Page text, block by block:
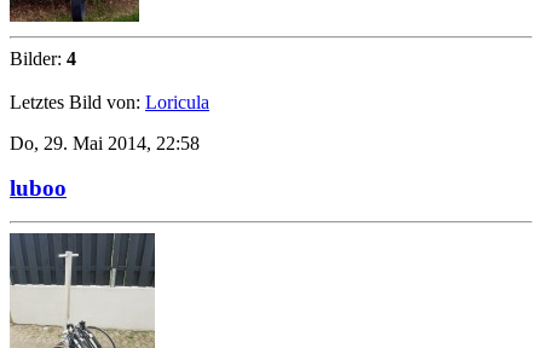
Bilder: 4
Letztes Bild von: Loricula
Do, 29. Mai 2014, 22:58
luboo